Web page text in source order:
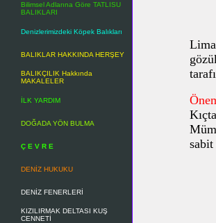
Bilimsel Adlarına Göre TATLISU
BALIKLARI
Denizlerimizdeki Köpek Balıkları
BALIKLAR HAKKINDA HERŞEY
BALIKÇILIK Hakkında
MAKALELER
İLK YARDIM
DOĞADA YÖN BULMA
Ç E V R E
DENİZ HUKUKU
DENİZ FENERLERİ
KIZILIRMAK DELTASI KUŞ
CENNETİ